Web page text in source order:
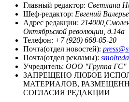
Главный редактор: Светлана
Шеф-редактор: Евгений
Адрес редакции:
Октябрьской революции, д.14а
Телефон: +7 (920) 668-05-20
Почта(отдел новостей):
Почта(отдел рекламы):
Учредитель: ООО "Группа ГС"
ЗАПРЕЩЕНО ЛЮБОЕ
МАТЕРИАЛОВ,
СОГЛАСИЯ РЕДАКЦИИ